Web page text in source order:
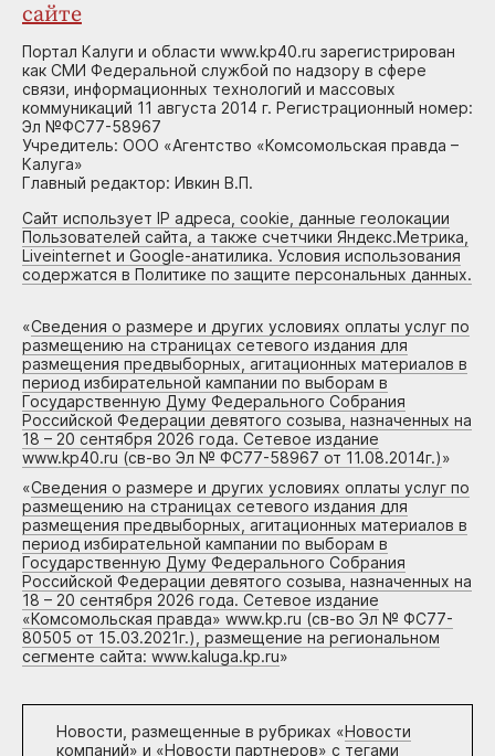
сайте
Портал Калуги и области www.kp40.ru зарегистрирован
как СМИ Федеральной службой по надзору в сфере
связи, информационных технологий и массовых
коммуникаций 11 августа 2014 г. Регистрационный номер:
Эл №ФС77-58967
Учредитель: ООО «Агентство «Комсомольская правда –
Калуга»
Главный редактор: Ивкин В.П.
Сайт использует IP адреса, cookie, данные геолокации
Пользователей сайта, а также счетчики Яндекс.Метрика,
Liveinternet и Google-анатилика. Условия использования
содержатся в Политике по защите персональных данных.
«Сведения о размере и других условиях оплаты услуг по
размещению на страницах сетевого издания для
размещения предвыборных, агитационных материалов в
период избирательной кампании по выборам в
Государственную Думу Федерального Собрания
Российской Федерации девятого созыва, назначенных на
18 – 20 сентября 2026 года. Сетевое издание
www.kp40.ru (св-во Эл № ФС77-58967 от 11.08.2014г.)»
«Сведения о размере и других условиях оплаты услуг по
размещению на страницах сетевого издания для
размещения предвыборных, агитационных материалов в
период избирательной кампании по выборам в
Государственную Думу Федерального Собрания
Российской Федерации девятого созыва, назначенных на
18 – 20 сентября 2026 года. Сетевое издание
«Комсомольская правда» www.kp.ru (св-во Эл № ФС77-
80505 от 15.03.2021г.), размещение на региональном
сегменте сайта: www.kaluga.kp.ru»
Новости, размещенные в рубриках «Новости
компаний» и «Новости партнеров» с тегами